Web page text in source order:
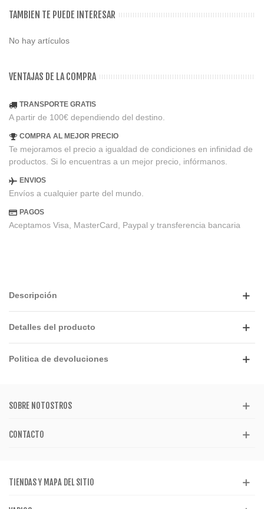
TAMBIEN TE PUEDE INTERESAR
No hay artículos
VENTAJAS DE LA COMPRA
TRANSPORTE GRATIS
A partir de 100€ dependiendo del destino.
COMPRA AL MEJOR PRECIO
Te mejoramos el precio a igualdad de condiciones en infinidad de
productos. Si lo encuentras a un mejor precio, infórmanos.
ENVIOS
Envíos a cualquier parte del mundo.
PAGOS
Aceptamos Visa, MasterCard, Paypal y transferencia bancaria
Descripción
Detalles del producto
Politica de devoluciones
SOBRE NOTOSTROS
CONTACTO
TIENDAS Y MAPA DEL SITIO